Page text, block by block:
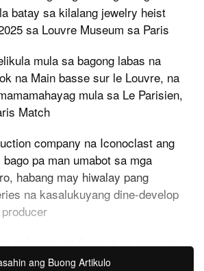
batay sa kilalang jewelry heist
sa Louvre Museum sa Paris
mula sa bagong labas na
na Main basse sur le Louvre, na
mula sa Le Parisien,
Match
company na Iconoclast ang
pa man umabot sa mga
habang may hiwalay pang
na kasalukuyang dine-develop
nakawan sa liwanag ng araw na
art world ay opisyal nang
ang Buong Artikulo